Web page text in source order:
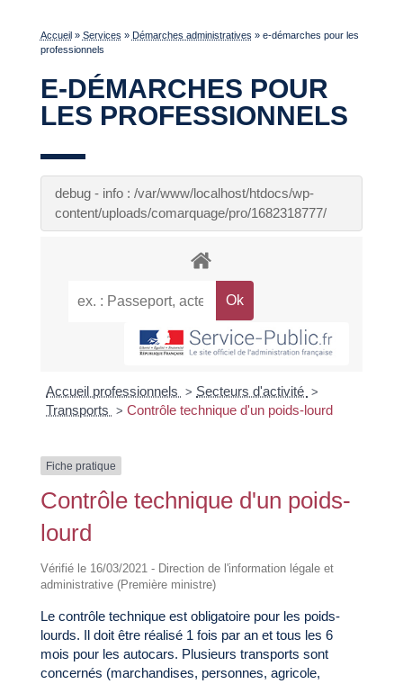
Accueil» Services » Démarches administratives » e-démarches pour les
professionnels
E-DÉMARCHES POUR
LES PROFESSIONNELS
debug - info : /var/www/localhost/htdocs/wp-
content/uploads/comarquage/pro/1682318777/
Accueil professionnels > Secteurs d'activité >
Transports > Contrôle technique d'un poids-lourd
Fiche pratique
Contrôle technique d'un poids-
lourd
Vérifié le 16/03/2021 - Direction de l'information légale et
administrative (Première ministre)
Le contrôle technique est obligatoire pour les poids-
lourds. Il doit être réalisé 1 fois par an et tous les 6
mois pour les autocars. Plusieurs transports sont
concernés (marchandises, personnes, agricole,